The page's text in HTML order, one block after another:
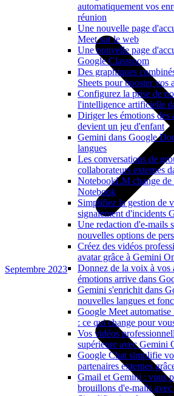
automatiquement vos
réunion
Une nouvelle page
Meet sur le web
Une nouvelle page
Google Classroom
Des graphiques
Sheets pour booster vos
Configurez la prise de
l'intelligence artificielle
Diriger les émotions des
devient un jeu d'enfant
Gemini dans Google
langues
Les conversations de
collaborateurs externes
NotebookLM change
Notebook
Simplifiez la gestion de
signalement d'incidents
Une redaction d'e-mails
nouvelles options de
Créez des vidéos
avatar grâce à Gemini
Donnez de la voix à vos
émotions arrive dans
Gemini s'enrichit dans
nouvelles langues et
Google Meet
: ce qui change pour
Vos vidéos
supérieure avec Gemini
Google Chat simplifie
partenaires externes
Gmail et Gemini : vous
brouillons d'e-mails
Septembre 2023